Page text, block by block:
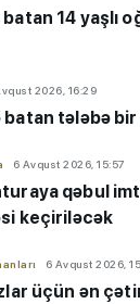
batan 14 yaşlı
2026, 16:29
batan tələbə bir
6 Avqust 2026, 15:57
qəbul
keçiriləcək
6 Avqust 2026,
üçün ən